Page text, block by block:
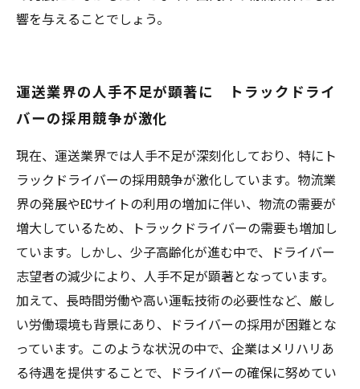
響を与えることでしょう。
運送業界の人手不足が顕著に トラックドライ
バーの採用競争が激化
現在、運送業界では人手不足が深刻化しており、特にト
ラックドライバーの採用競争が激化しています。物流業
界の発展やECサイトの利用の増加に伴い、物流の需要が
増大しているため、トラックドライバーの需要も増加し
ています。しかし、少子高齢化が進む中で、ドライバー
志望者の減少により、人手不足が顕著となっています。
加えて、長時間労働や高い運転技術の必要性など、厳し
い労働環境も背景にあり、ドライバーの採用が困難とな
っています。このような状況の中で、企業はメリハリあ
る待遇を提供することで、ドライバーの確保に努めてい